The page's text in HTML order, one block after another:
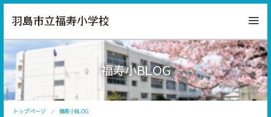
福寿小BLOG
トップページ 福寿小BLOG